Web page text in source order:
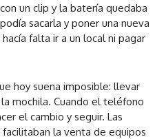
un clip y la batería quedaba
sacarla y poner una nueva
falta ir a un local ni pagar
hoy suena imposible: llevar
mochila. Cuando el teléfono
el cambio y seguir. Las
la venta de equipos